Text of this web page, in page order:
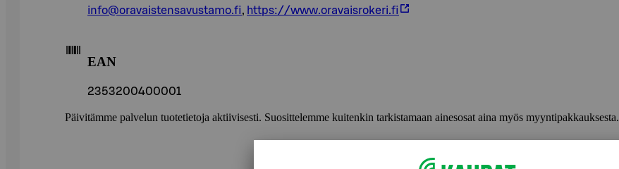
info@oravaistensavustamo.fi, https://www.oravaisrokeri.fi
EAN
2353200400001
Päivitämme palvelun tuotetietoja aktiivisesti. Suosittelemme kuitenkin tarkistamaan ainesosat aina myös myyntipakkauksesta.